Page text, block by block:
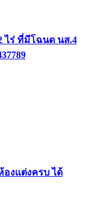
ไร่ ที่มีโฉนด นส.4
องแต่งครบ ได้